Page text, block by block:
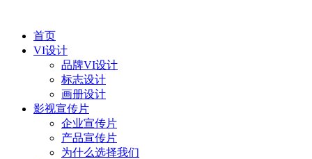
首页
VI设计
品牌VI设计
标志设计
画册设计
影视宣传片
企业宣传片
产品宣传片
为什么选择我们